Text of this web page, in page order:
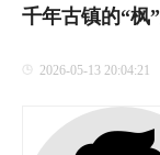
千年古镇的“枫
2026-05-13 20:04:21